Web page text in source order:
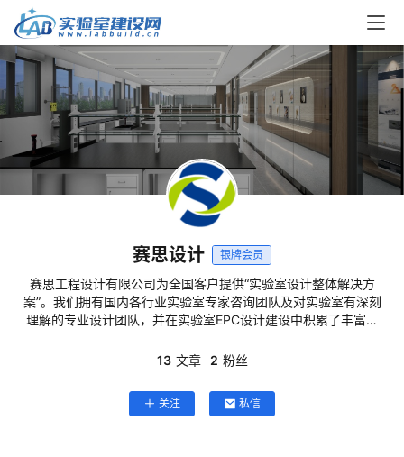
赛思设计 银牌会员
赛思工程设计有限公司为全国客户提供“实验室设计整体解决方
案”。我们拥有国内各行业实验室专家咨询团队及对实验室有深刻
理解的专业设计团队，并在实验室EPC设计建设中积累了丰富经
医疗等行业提供实验室建设全程支持，并得到客户一致好评
官网：www.saisilab.com
13 文章 2 粉丝
关注 私信